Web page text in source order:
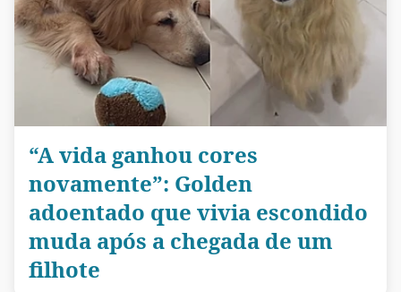
“A vida ganhou cores
novamente”: Golden
adoentado que vivia escondido
muda após a chegada de um
filhote